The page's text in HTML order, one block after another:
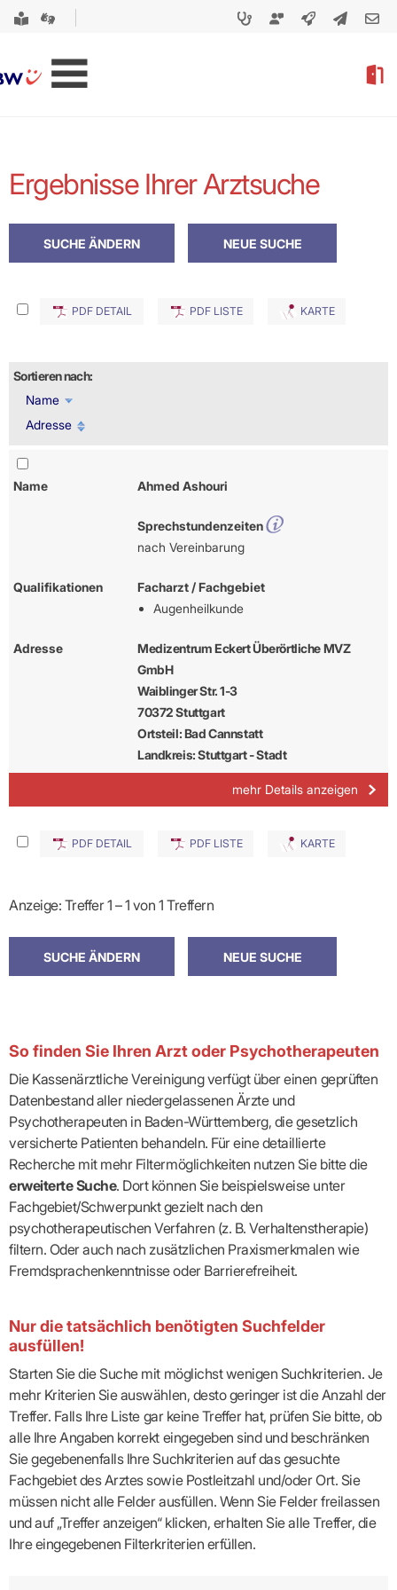
Ergebnisse Ihrer Arztsuche
PDF DETAIL PDF LISTE KARTE
Sortieren nach:
Name
Adresse
Name Ahmed Ashouri
Sprechstundenzeiten
nach Vereinbarung
Qualifikationen
Facharzt / Fachgebiet
Augenheilkunde
Adresse
Medizentrum Eckert Überörtliche MVZ
GmbH
Waiblinger Str. 1-3
70372 Stuttgart
Ortsteil: Bad Cannstatt
Landkreis: Stuttgart - Stadt
mehr Details anzeigen
PDF DETAIL PDF LISTE KARTE
Anzeige: Treffer 1 – 1 von 1 Treffern
So finden Sie Ihren Arzt oder Psychotherapeuten
Die Kassenärztliche Vereinigung verfügt über einen geprüften
Datenbestand aller niedergelassenen Ärzte und
Psychotherapeuten in Baden-Württemberg, die gesetzlich
versicherte Patienten behandeln. Für eine detaillierte
Recherche mit mehr Filtermöglichkeiten nutzen Sie bitte die
erweiterte Suche. Dort können Sie beispielsweise unter
Fachgebiet/Schwerpunkt gezielt nach den
psychotherapeutischen Verfahren (z. B. Verhaltenstherapie)
filtern. Oder auch nach zusätzlichen Praxismerkmalen wie
Fremdsprachenkenntnisse oder Barrierefreiheit.
Nur die tatsächlich benötigten Suchfelder
ausfüllen!
Starten Sie die Suche mit möglichst wenigen Suchkriterien. Je
mehr Kriterien Sie auswählen, desto geringer ist die Anzahl der
Treffer. Falls Ihre Liste gar keine Treffer hat, prüfen Sie bitte, ob
alle Ihre Angaben korrekt eingegeben sind und beschränken
Sie gegebenenfalls Ihre Suchkriterien auf das gesuchte
Fachgebiet des Arztes sowie Postleitzahl und/oder Ort. Sie
müssen nicht alle Felder ausfüllen. Wenn Sie Felder freilassen
und auf „Treffer anzeigen“ klicken, erhalten Sie alle Treffer, die
Ihre eingegebenen Filterkriterien erfüllen.